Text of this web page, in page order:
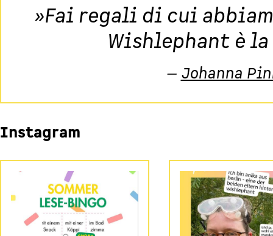
»Fai regali di cui
Wishlephant è
— Johanna
Instagram